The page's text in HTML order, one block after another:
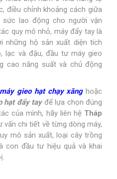
điều chỉnh khoảng cách giữa
lao động cho người vận
quy mô nhỏ, máy đẩy tay là
những hộ sản xuất diện tích
lạc và đậu, đầu tư máy gieo
cao năng suất và chủ động
máy gieo hạt chạy xănghoặc
hạt đẩy tayđể lựa chọn đúng
của mình, hãy liên hệ Tháp
vấn chi tiết về từng dòng máy,
mô sản xuất, loại cây trồng
con đầu tư hiệu quả và khai